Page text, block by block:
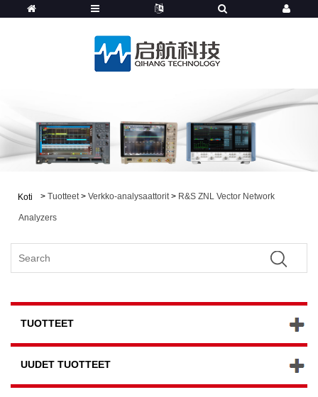
Koti > Tuotteet > Verkko-analysaattorit > R&S ZNL Vector Network
Analyzers
TUOTTEET
UUDET TUOTTEET